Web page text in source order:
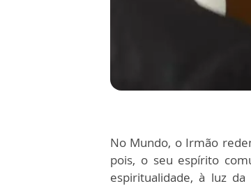
No Mundo, o Irmão
pois, o seu espírito
espiritualidade, à luz